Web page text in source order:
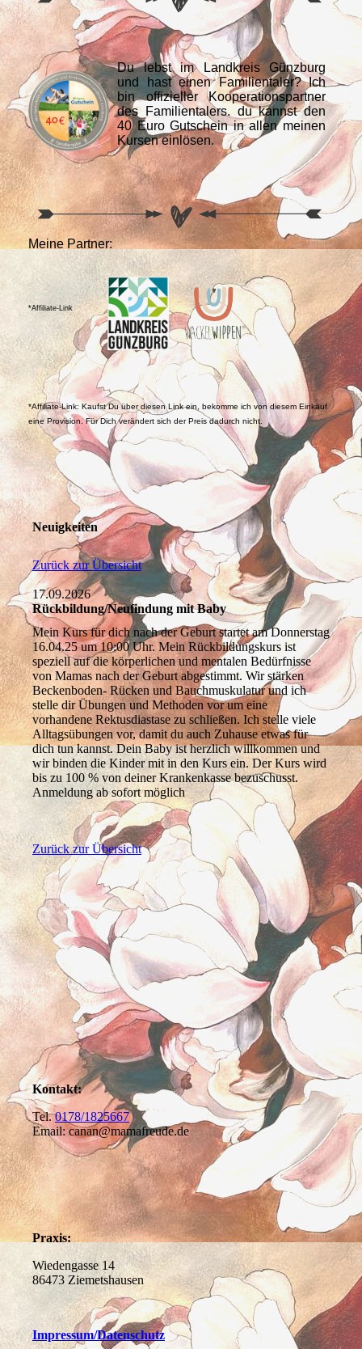
Du lebst im Landkreis Günzburg
und hast einen Familientaler? Ich
bin offizieller Kooperationspartner
des Familientalers. du kannst den
40 Euro Gutschein in allen meinen
Kursen einlösen.
Meine Partner:
*Affiliate-Link
*Affiliate-Link: Kaufst Du über diesen Link ein, bekomme ich von diesem Einkauf
eine Provision. Für Dich verändert sich der Preis dadurch nicht.
Neuigkeiten
Zurück zur Übersicht
17.09.2026
Rückbildung/Neufindung mit Baby
Mein Kurs für dich nach der Geburt startet am Donnerstag
16.04.25 um 10:00 Uhr. Mein Rückbildungskurs ist
speziell auf die körperlichen und mentalen Bedürfnisse
von Mamas nach der Geburt abgestimmt. Wir stärken
Beckenboden- Rücken und Bauchmuskulatur und ich
stelle dir Übungen und Methoden vor um eine
vorhandene Rektusdiastase zu schließen. Ich stelle viele
Alltagsübungen vor, damit du auch Zuhause etwas für
dich tun kannst. Dein Baby ist herzlich willkommen und
wir binden die Kinder mit in den Kurs ein. Der Kurs wird
bis zu 100 % von deiner Krankenkasse bezuschusst.
Anmeldung ab sofort möglich
Zurück zur Übersicht
Kontakt:
Tel.0178/1825667
Email: canan@mamafreude.de
Praxis:
Wiedengasse 14
86473 Ziemetshausen
Impressum/Datenschutz